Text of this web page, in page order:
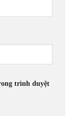
trình duyệt